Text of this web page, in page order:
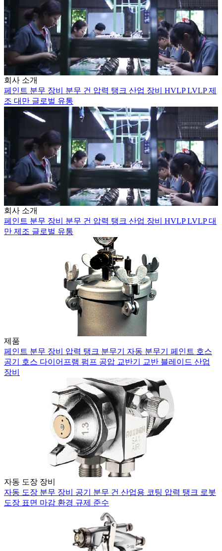
회사 소개
페인트 분무 장비 분무 건 압력 탱크 산업 장비 HVLPLVLP제
조 대만 글로벌 유통
회사 소개
페인트 분무 장비 분무 건 압력 탱크 산업 장비 HVLPLVLP대
만 제조 글로벌 유통
제품
페인트 분무 장비 압력 탱크 분무기 자동 분무기 페인트 호스
공기 호스 다이어프램 펌프 공압 교반기 교반 블레이드 산업
장비
자동 도장 장비
자동 도장 분무 장비 공기 분무 건 산업용 코팅 압력 탱크 로봇
도장 표면 마감 환경 규제 준수